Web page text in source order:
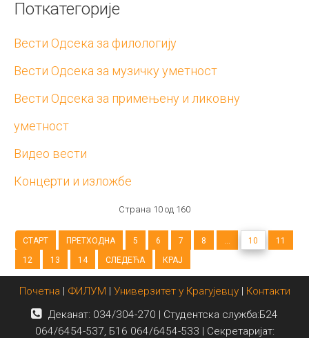
Поткатегорије
Вести Одсека за филологију
Вести Одсека за музичку уметност
Вести Одсека за примењену и ликовну
уметност
Видео вести
Концерти и изложбе
Страна 10 од 160
СТАРТ ПРЕТХОДНА 5 6 7 8 10
11
12
13 14 СЛЕДЕЋА КРАЈ
Почетна | ФИЛУМ | Универзитет у Крагујевцу| Контакти
Деканат: 034/304-270 | Студентска служба:Б24
064/6454-537, Б16 064/6454-533 | Секретаријат: